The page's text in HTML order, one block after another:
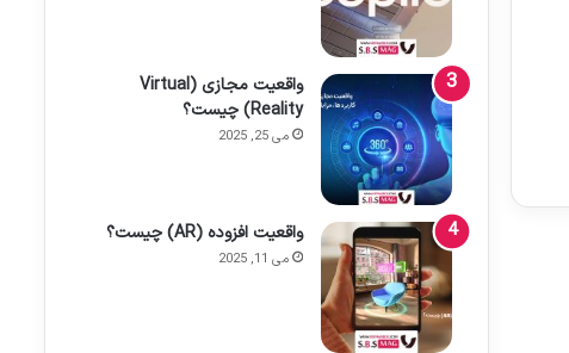
واقعیت مجازی (Virtual
Reality) چیست؟
می 25, 2025
واقعیت افزوده (AR) چیست؟
می 11, 2025